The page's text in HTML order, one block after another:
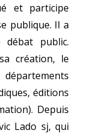
et participe
publique. Il a
public.
création, le
éditions
Depuis
Lado sj, qui